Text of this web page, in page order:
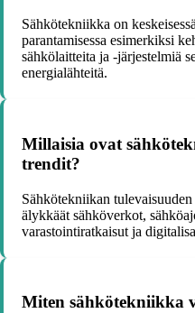
Sähkötekniikka on
parantamisessa esimerkiksi
sähkölaitteita ja -järjestelmiä
energialähteitä.
Millaisia ovat
trendit?
Sähkötekniikan
älykkäät sähköverkot,
varastointiratkaisut ja
Miten sähkötekniikka